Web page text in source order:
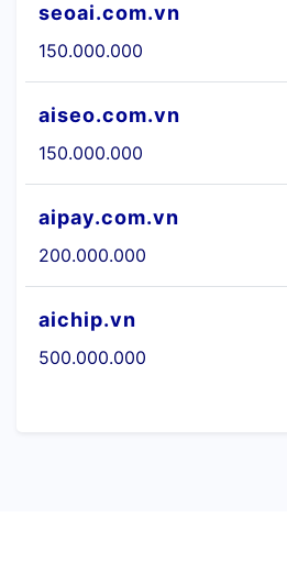
seoai.com.vn
150.000.000
aiseo.com.vn
150.000.000
aipay.com.vn
200.000.000
aichip.vn
500.000.000